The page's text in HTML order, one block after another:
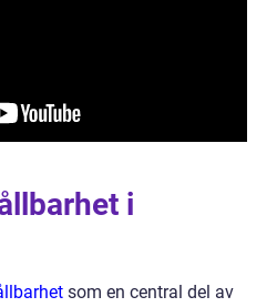
i
som en central del av